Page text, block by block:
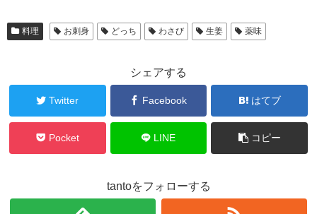
料理 お刺身 どっち わさび 生姜 薬味
シェアする
Twitter Facebook はてブ
Pocket LINE コピー
tantoをフォローする